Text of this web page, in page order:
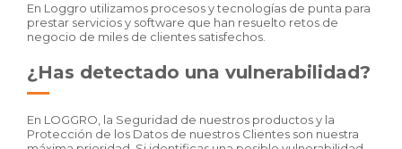
En Loggro utilizamos procesos y tecnologías de punta para
prestar servicios y software que han resuelto retos de
negocio de miles de clientes satisfechos.
¿Has detectado una vulnerabilidad?
En LOGGRO, la Seguridad de nuestros productos y la
Protección de los Datos de nuestros Clientes son nuestra